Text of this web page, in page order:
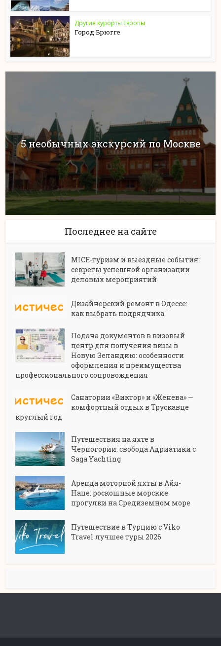
Другие курорты Европы
Город Брюгге
5 необычных экскурсий по Москве
Последнее на сайте
MICE-туризм и выездные события:
секреты успешной организации
деловых мероприятий
Дизайнерский ремонт в Одессе:
как выбрать подрядчика
Подача документов в визовый
центр для получения визы в
Новую Зеландию: особенности
оформления и преимущества
профессионального сопровождения
Санатории «Виктор» и «Женева» —
комфортный отдых в Трускавце
круглый год
Путешествия на яхте в
Черногории: свобода Адриатики с
Saga Yachting
Аренда моторной яхты в Айя-
Напе: роскошные морские
прогулки на Средиземном море
Путешествие в Турцию с Viko
Travel лучшее туры 2026